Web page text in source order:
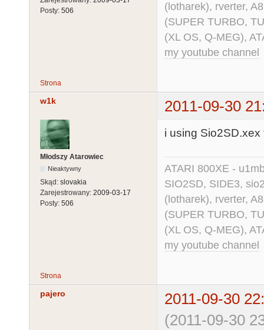
Posty: 506
(lotharek), rverter,
(SUPER TURBO,
(XL OS, Q-MEG),
my youtube channel
Strona
w1k 2011-09-30
Młodszy Atarowiec
Nieaktywny
Skąd: slovakia
Zarejestrowany: 2009-03-17
Posty: 506
i using
ATARI 800XE -
SIO2SD, SIDE3,
(lotharek), rverter,
(SUPER TURBO,
(XL OS, Q-MEG),
my youtube channel
Strona
pajero
2011-09-30
(2011-09-30